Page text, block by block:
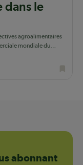
dans le
agroalimentaires
mondiale du
abonnant